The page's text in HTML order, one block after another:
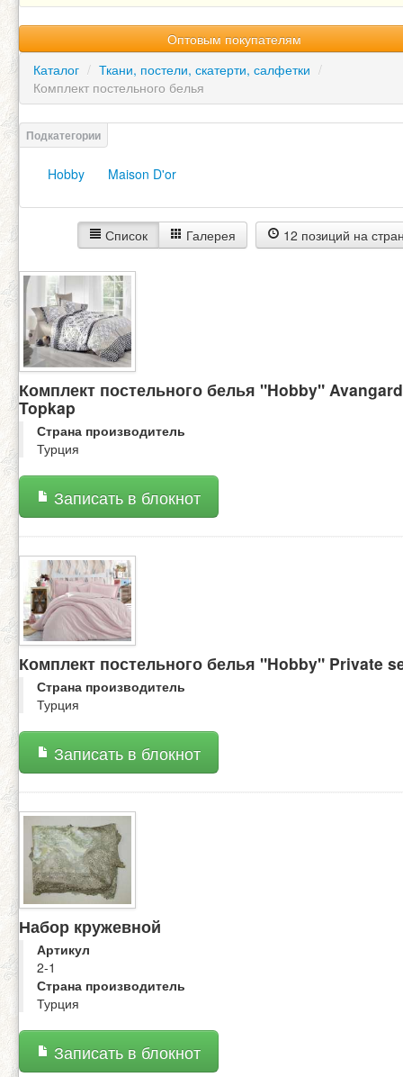
Оптовым покупателям
Каталог / Ткани, постели, скатерти, салфетки /
Комплект постельного белья
Hobby Maison D'or
Список Галерея 12 позиций на
Комплект постельного белья "Hobby" Avangard
Topkap
Страна производитель
Турция
Записать в блокнот
Комплект постельного белья "Hobby" Private
Страна производитель
Турция
Записать в блокнот
Набор кружевной
Артикул
2-1
Страна производитель
Турция
Записать в блокнот